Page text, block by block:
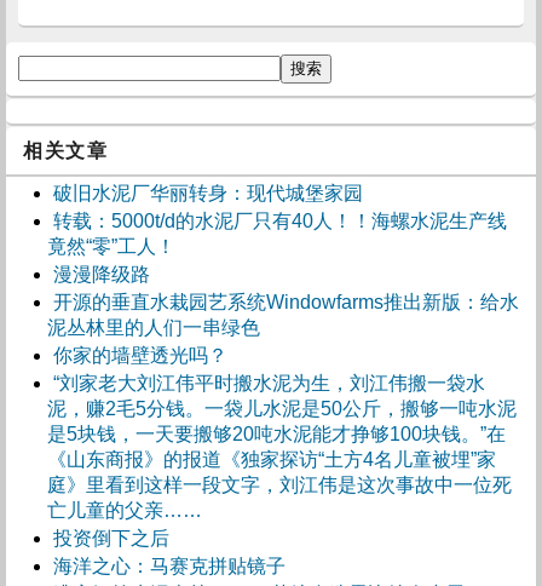
相关文章
破旧水泥厂华丽转身：现代城堡家园
转载：5000t/d的水泥厂只有40人！！海螺水泥生产线
竟然“零”工人！
漫漫降级路
开源的垂直水栽园艺系统Windowfarms推出新版：给水
泥丛林里的人们一串绿色
你家的墙壁透光吗？
“刘家老大刘江伟平时搬水泥为生，刘江伟搬一袋水
泥，赚2毛5分钱。一袋儿水泥是50公斤，搬够一吨水泥
是5块钱，一天要搬够20吨水泥能才挣够100块钱。”在
《山东商报》的报道《独家探访“土方4名儿童被埋”家
庭》里看到这样一段文字，刘江伟是这次事故中一位死
亡儿童的父亲……
投资倒下之后
海洋之心：马赛克拼贴镜子